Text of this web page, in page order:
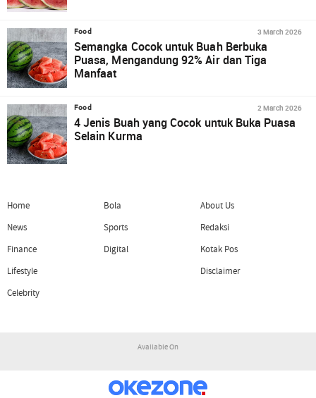
Food 3 March 2026
Semangka Cocok untuk Buah Berbuka
Puasa, Mengandung 92% Air dan Tiga
Manfaat
Food 2 March 2026
4 Jenis Buah yang Cocok untuk Buka Puasa
Selain Kurma
Home
News
Finance
Lifestyle
Celebrity
Bola
Sports
Digital
About Us
Redaksi
Kotak Pos
Disclaimer
Available On